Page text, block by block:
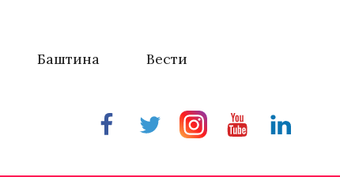
Баштина Вести
FacebookTwitterInstragramYoutubeLinkedin